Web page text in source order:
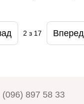
2 з 17 Вперед
(096) 897 58 33